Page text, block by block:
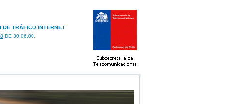
DE TRÁFICO INTERNET
DE 30.06.00,